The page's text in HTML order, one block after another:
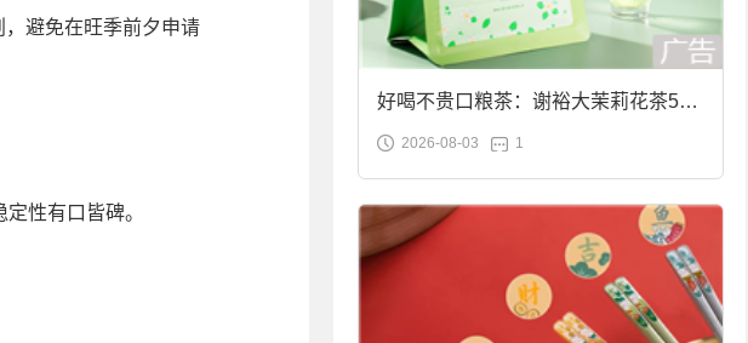
避免在旺季前夕申请
性有口皆碑。
好喝不贵口粮茶：谢裕大茉莉花茶50g
袋装9.9元到手
2026-08-03 1